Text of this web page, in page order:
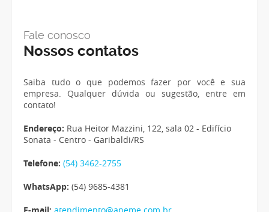
Fale conosco
Nossos contatos
Saiba tudo o que podemos fazer por você e sua
empresa. Qualquer dúvida ou sugestão, entre em
contato!
Endereço: Rua Heitor Mazzini, 122, sala 02 - Edifício
Sonata - Centro - Garibaldi/RS
Telefone: (54) 3462-2755
WhatsApp: (54) 9685-4381